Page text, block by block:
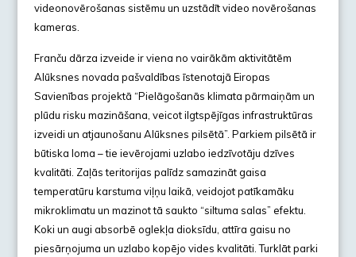
videonovērošanas sistēmu un uzstādīt video novērošanas
kameras.
Franču dārza izveide ir viena no vairākām aktivitātēm
Alūksnes novada pašvaldības īstenotajā Eiropas
Savienības projektā “Pielāgošanās klimata pārmaiņām un
plūdu risku mazināšana, veicot ilgtspējīgas infrastruktūras
izveidi un atjaunošanu Alūksnes pilsētā”. Parkiem pilsētā ir
būtiska loma – tie ievērojami uzlabo iedzīvotāju dzīves
kvalitāti. Zaļās teritorijas palīdz samazināt gaisa
temperatūru karstuma viļņu laikā, veidojot patīkamāku
mikroklimatu un mazinot tā saukto “siltuma salas” efektu.
Koki un augi absorbē oglekļa dioksīdu, attīra gaisu no
piesārņojuma un uzlabo kopējo vides kvalitāti. Turklāt parki